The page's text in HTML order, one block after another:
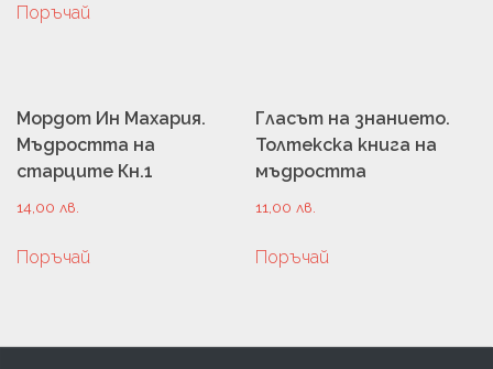
Поръчай
Мордот Ин Махария.
Мъдростта на
старците Кн.1
14,00 лв.
Поръчай
Гласът на знанието.
Толтекска книга на
мъдростта
11,00 лв.
Поръчай